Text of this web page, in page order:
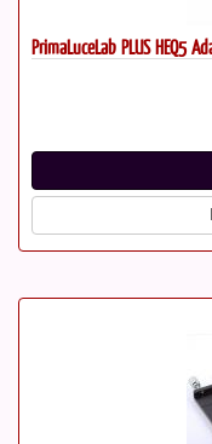
PrimaLuceLab PLUS HEQ5